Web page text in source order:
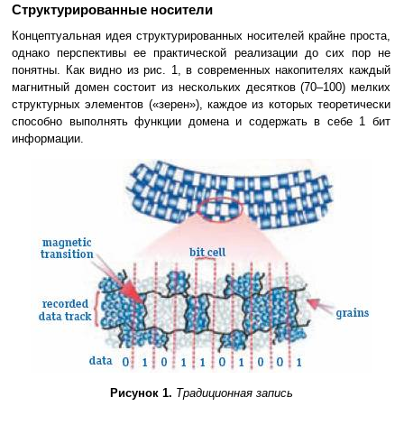
Структурированные носители
Концептуальная идея структурированных носителей крайне проста,
однако перспективы ее практической реализации до сих пор не
понятны. Как видно из рис. 1, в современных накопителях каждый
магнитный домен состоит из нескольких десятков (70–100) мелких
структурных элементов («зерен»), каждое из которых теоретически
способно выполнять функции домена и содержать в себе 1 бит
информации.
Рисунок 1. Традиционная запись